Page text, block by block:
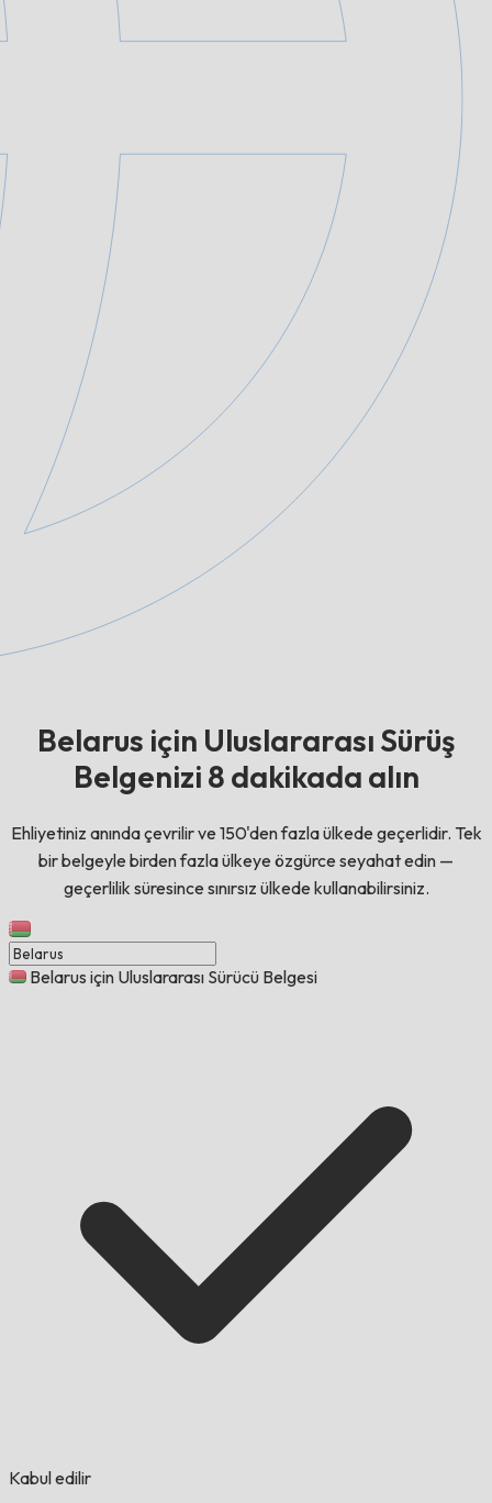
Belarus için Uluslararası Sürüş
Belgenizi 8 dakikada alın
Ehliyetiniz anında çevrilir ve 150'den fazla ülkede geçerlidir. Tek
bir belgeyle birden fazla ülkeye özgürce seyahat edin —
geçerlilik süresince sınırsız ülkede kullanabilirsiniz.
Belarus için Uluslararası Sürücü Belgesi
Kabul edilir